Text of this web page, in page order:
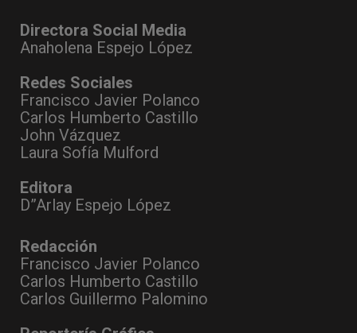
Directora Social Media
Anaholena Espejo López
Redes Sociales
Francisco Javier Polanco
Carlos Humberto Castillo
John Vázquez
Laura Sofía Mulford
Editora
D”Arlay Espejo López
Redacción
Francisco Javier Polanco
Carlos Humberto Castillo
Carlos Guillermo Palomino